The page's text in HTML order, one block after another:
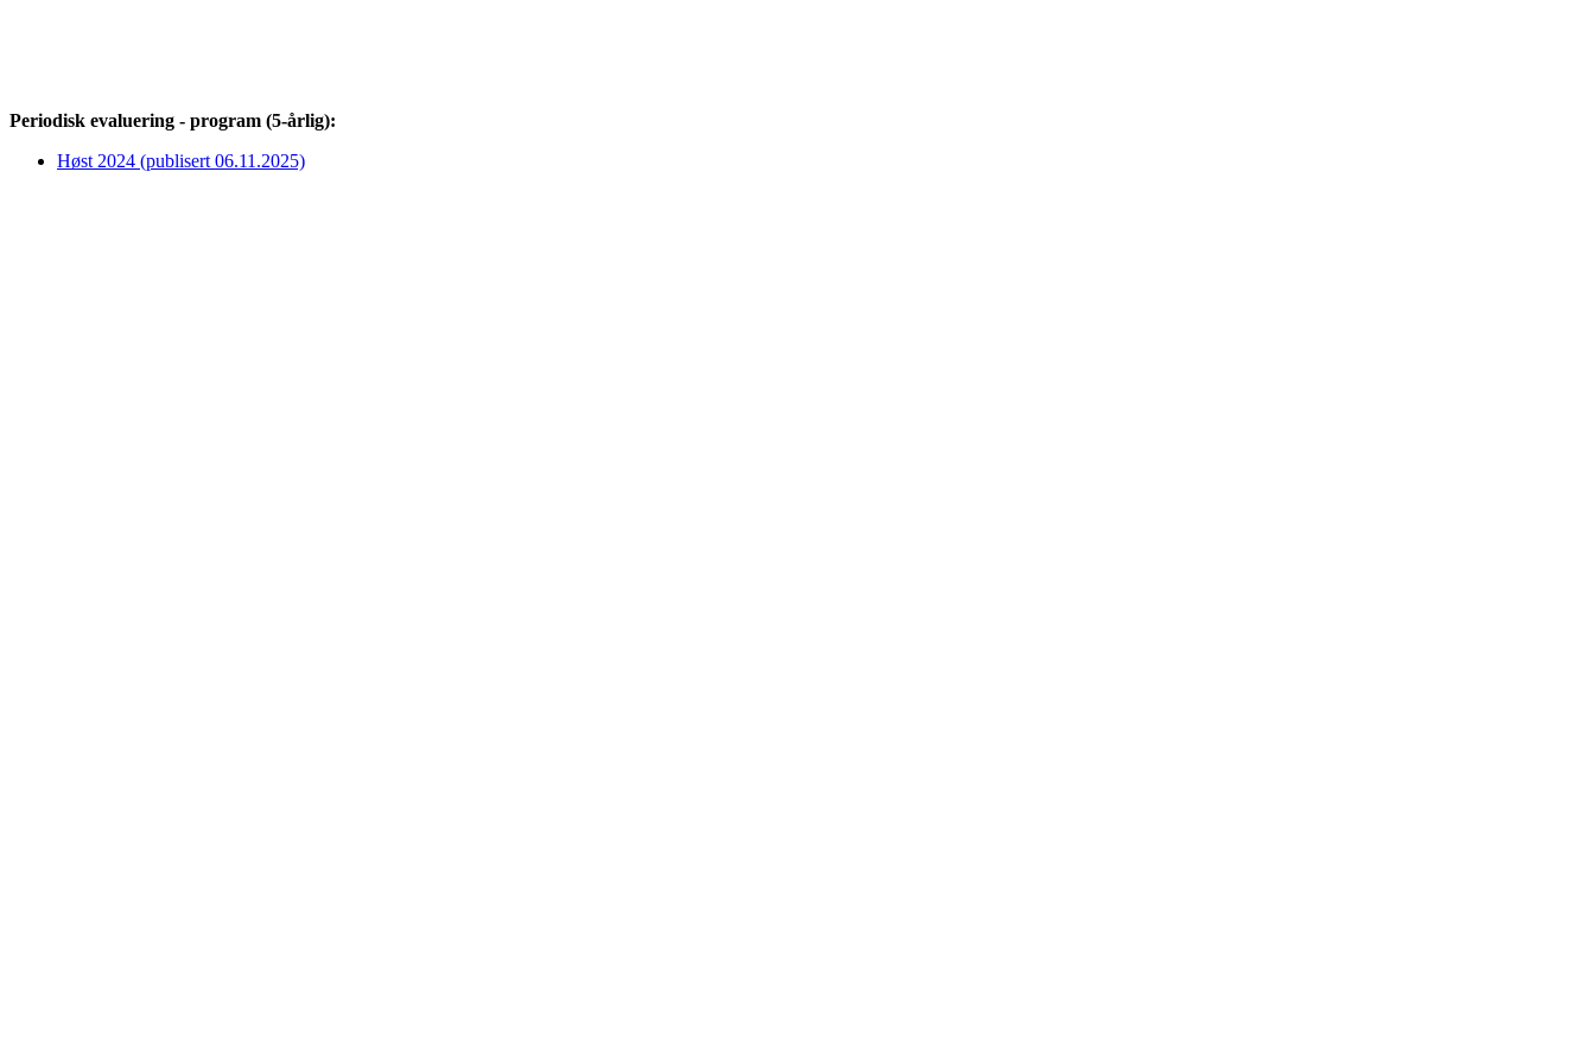
Periodisk evaluering - program (5-årlig):
Høst 2024 (publisert 06.11.2025)